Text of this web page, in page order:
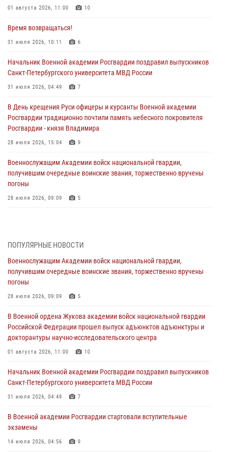
01 августа 2026, 11:00 10
Время возвращаться!
31 июля 2026, 10:11 6
Начальник Военной академии Росгвардии поздравил выпускников
Санкт-Петербургского университета МВД России
31 июля 2026, 04:49 7
В День крещения Руси офицеры и курсанты Военной академии
Росгвардии традиционно почтили память небесного покровителя
Росгвардии - князя Владимира
28 июля 2026, 15:04 9
Военнослужащим Академии войск национальной гвардии,
получившим очередные воинские звания, торжественно вручены
погоны
28 июля 2026, 09:09 5
27 июля 2026, 14:49 7
Военная академия информирует!
23 июля 2026, 04:51
Курсант Военной академии войск национальной гвардии принял
22 июля 2026, 09:41
Мастер‑класс по стрельбе: точность, тактика, профессионализм
20 июля 2026, 11:17 8
108 лет со дня образования подразделений связи войск
ПОПУЛЯРНЫЕ НОВОСТИ
Военнослужащим Академии войск национальной гвардии,
получившим очередные воинские звания, торжественно вручены
погоны
28 июля 2026, 09:09 5
В Военной ордена Жукова академии войск национальной гвардии
Российской Федерации прошел выпуск адъюнктов адъюнктуры и
докторантуры научно-исследовательского центра
01 августа 2026, 11:00 10
Начальник Военной академии Росгвардии поздравил выпускников
Санкт-Петербургского университета МВД России
31 июля 2026, 04:49 7
В Военной академии Росгвардии стартовали вступительные
экзамены
14 июля 2026, 04:56 9